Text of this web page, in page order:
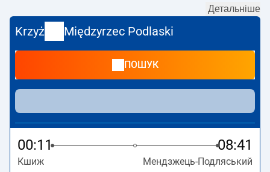
Międzyrzec Podlaskiкурсують також інші потяги:
Pendolino— пропонують нижчу ціну квитка і зазвичай
станції Międzyrzec Podlaski.
Детальніше
Krzyż Międzyrzec Podlaski
ПОШУК
00:11 08:41
Кшиж Мендзжець-Подляський